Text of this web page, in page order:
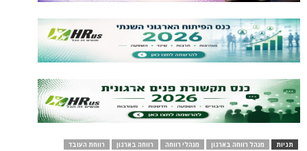
תגיות מנהל רווחה בארגון מנהלי רווחה רווחה בארגון רווחת העובד